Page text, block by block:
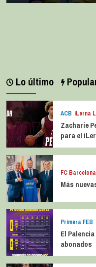
Lo último
ACB iLerna
Zacharie
para el
FC Barcelona
Más
Primera FEB
El
abonados